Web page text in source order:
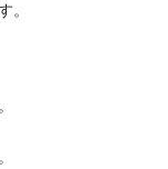
。